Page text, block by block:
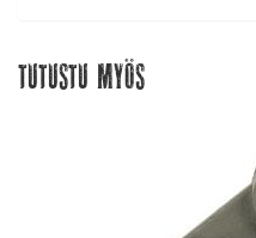
Tutustu myös